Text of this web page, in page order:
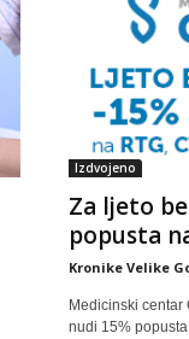
Izdvojeno
Za ljeto
popusta
Kronike Velike
Medicinski
nudi 15%